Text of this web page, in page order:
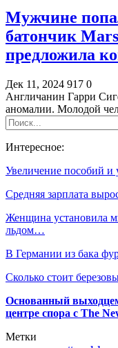
Мужчине
батончик
предложила
Дек 11, 2024 917 0
Англичанин Гарри
аномалии. Молодой
Интересное:
Увеличение пособий
Средняя зарплата
Женщина установила
льдом…
В Германии из бака
Сколько стоит
Основанный
центре спора с The
Метки